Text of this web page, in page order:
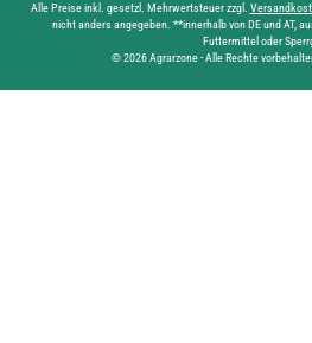
Alle Preise inkl. gesetzl. Mehrwertsteuer zzgl.
nicht anders angegeben. **innerhalb von DE und AT,
Futtermittel oder
© 2026 Agrarzone - Alle Rechte